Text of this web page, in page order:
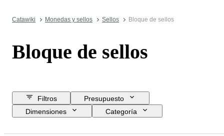
Catawiki Monedas y sellos Sellos Bloque de sellos
Bloque de sellos
Filtros
Presupuesto
Dimensiones
Categoría